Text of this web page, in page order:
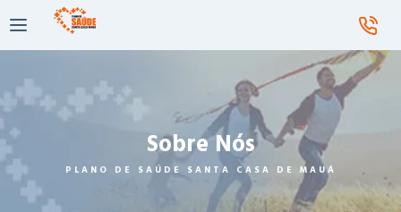
Sobre Nós
PLANO DE SAÚDE SANTA CASA DE MAUÁ